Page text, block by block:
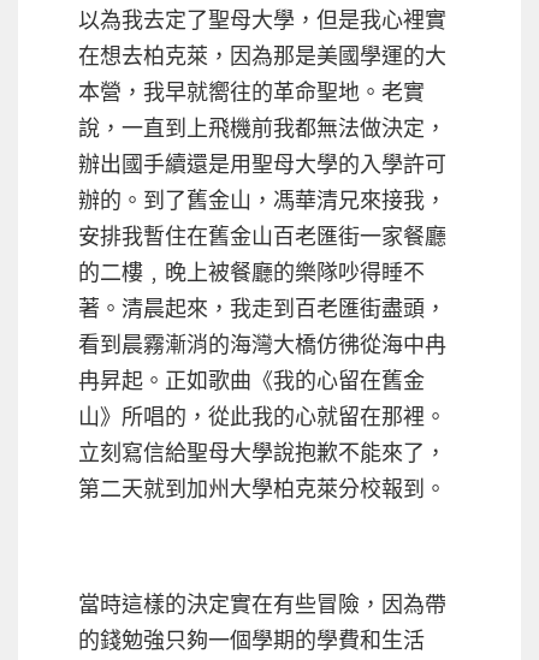
以為我去定了聖母大學，但是我心裡實
在想去柏克萊，因為那是美國學運的大
本營，我早就嚮往的革命聖地。老實
說，一直到上飛機前我都無法做決定，
辦出國手續還是用聖母大學的入學許可
辦的。到了舊金山，馮華清兄來接我，
安排我暫住在舊金山百老匯街一家餐廳
的二樓﹐晚上被餐廳的樂隊吵得睡不
著。清晨起來，我走到百老匯街盡頭，
看到晨霧漸消的海灣大橋仿彿從海中冉
冉昇起。正如歌曲《我的心留在舊金
山》所唱的，從此我的心就留在那裡。
立刻寫信給聖母大學說抱歉不能來了，
第二天就到加州大學柏克萊分校報到。
當時這樣的決定實在有些冒險，因為帶
的錢勉強只夠一個學期的學費和生活